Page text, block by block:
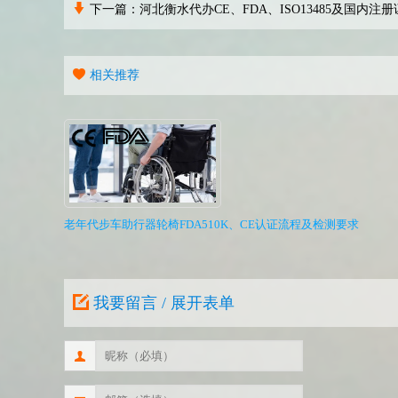
下一篇： 河北衡水代办CE、FDA、ISO13485及国内注册
相关推荐
老年代步车助行器轮椅FDA510K、CE认证流程及检测要求
我要留言 / 展开表单